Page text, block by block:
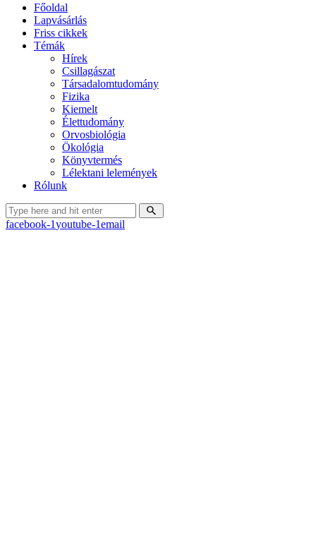
Főoldal
Lapvásárlás
Friss cikkek
Témák
Hírek
Csillagászat
Társadalomtudomány
Fizika
Kiemelt
Élettudomány
Orvosbiológia
Ökológia
Könyvtermés
Lélektani lelemények
Rólunk
facebook-1youtube-1email